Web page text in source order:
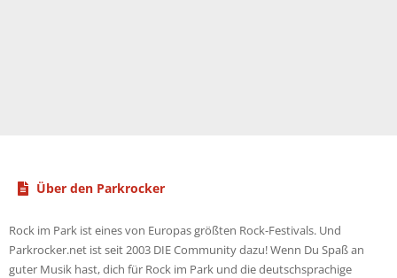
Über den Parkrocker
Rock im Park ist eines von Europas größten Rock-Festivals. Und
Parkrocker.net ist seit 2003 DIE Community dazu! Wenn Du Spaß an
guter Musik hast, dich für Rock im Park und die deutschsprachige